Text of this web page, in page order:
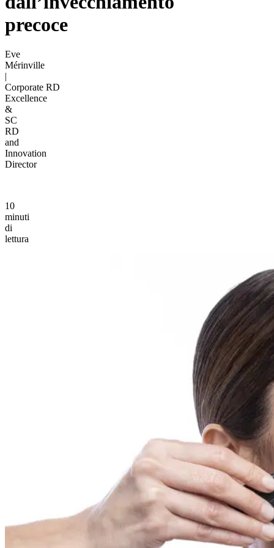
precoce
Eve
Mérinville
|
Corporate RD
Excellence
&
SC
RD
and
Innovation
Director
10
minuti
di
lettura